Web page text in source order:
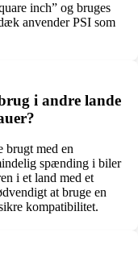
inch” og bruges
anvender PSI som
i andre lande
brugt med en
spænding i biler
i et land med et
at bruge en
kompatibilitet.